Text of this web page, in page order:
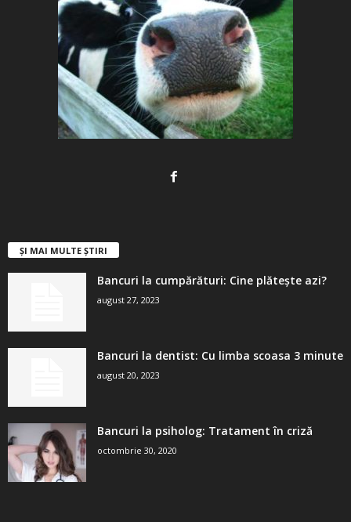
ȘI MAI MULTE ȘTIRI
Bancuri la cumpărături: Cine plătește azi?
august 27, 2023
Bancuri la dentist: Cu limba scoasa 3 minute
august 20, 2023
Bancuri la psiholog: Tratament în criză
octombrie 30, 2020